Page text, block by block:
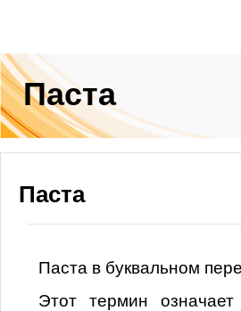
Паста
Паста
Паста в буквальном
Этот термин